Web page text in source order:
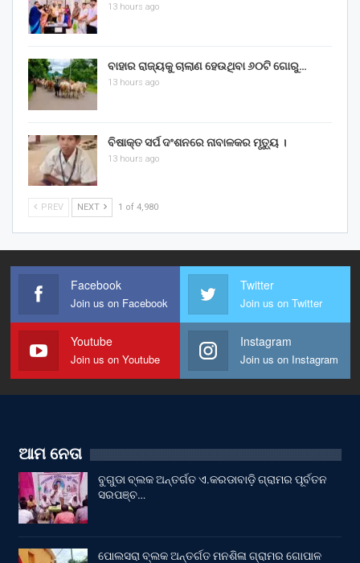
13 hours ago
ବାହାର ରାଜ୍ୟକୁ ଚାଲାଣ ହେଉଥିବା ୬୦ଟି ଗୋରୁ…
13 hours ago
ବିଷାକ୍ତ ସର୍ପ ଦଂଶନରେ ନାବାଳକର ମୃତ୍ୟୁ ।
13 hours ago
PREV NEXT 1 of 4,980
Facebook
Join us on Facebook
Twitter
Join us on Twitter
Youtube
Join us on Youtube
Instagram
Join us on Instagram
ଆମ ନେତା
ବୁଗୁଡା ବ୍ଲକ ଅନ୍ତର୍ଗତ ଏ.କରଡାବାଡ଼ି ଗ୍ରାମର ପୂର୍ବତନ
ସରପଞ୍ଚ…
ପୋଲସରା ବ୍ଲକ ଅନ୍ତର୍ଗତ ମନଶିଳା ଗ୍ରାମର ଗୋପାଳ